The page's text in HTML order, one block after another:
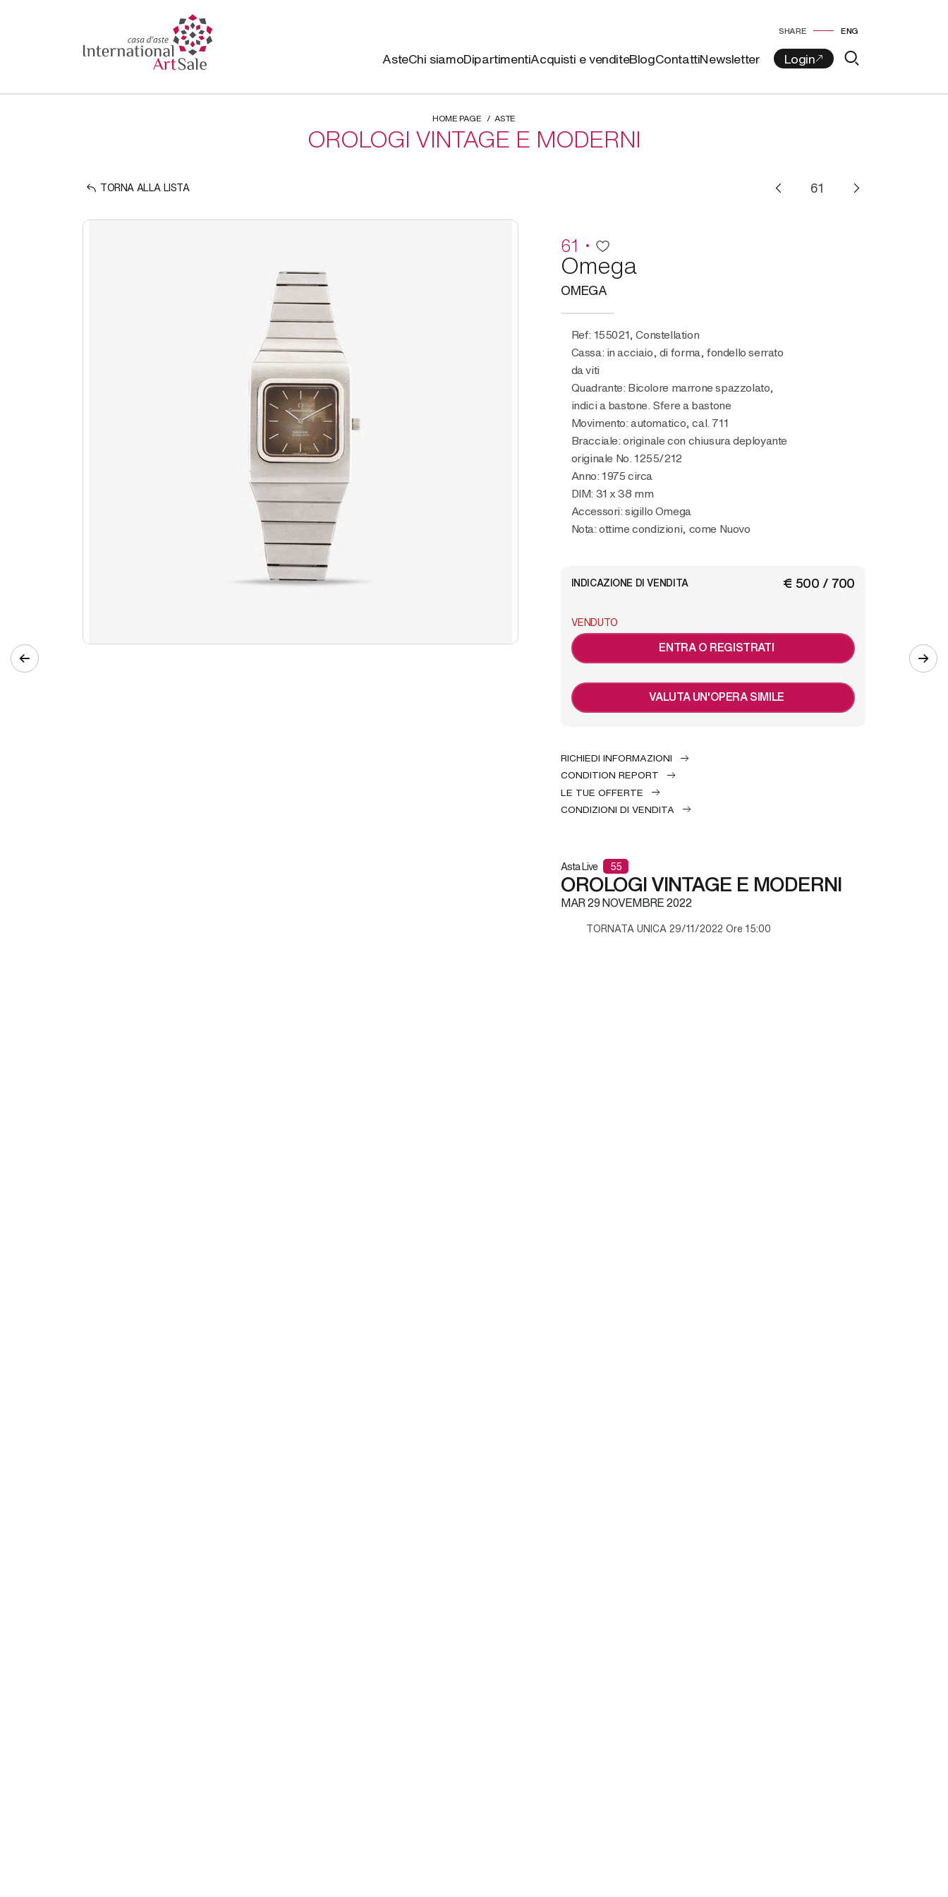
SHARE ENG
AsteChi siamoDipartimentiAcquisti e venditeBlogContattiNewsletter
HOME PAGE ASTE
OROLOGI VINTAGE E MODERNI
TORNA ALLA LISTA
61
Omega
OMEGA
Ref: 155021, Constellation
Cassa: in acciaio, di forma, fondello serrato
da viti
Quadrante: Bicolore marrone spazzolato,
indici a bastone. Sfere a bastone
Movimento: automatico, cal. 711
Bracciale: originale con chiusura deployante
originale No. 1255/212
Anno: 1975 circa
DIM: 31 x 38 mm
Accessori: sigillo Omega
Nota: ottime condizioni, come Nuovo
€ 500 / 700
INDICAZIONE DI VENDITA
VENDUTO
ENTRA O REGISTRATI
VALUTA UN'OPERA SIMILE
RICHIEDI INFORMAZIONI
CONDITION REPORT
LE TUE OFFERTE
CONDIZIONI DI VENDITA
Asta Live 55
OROLOGI VINTAGE E MODERNI
MAR29 NOVEMBRE 2022
TORNATA UNICA 29/11/2022 Ore 15:00